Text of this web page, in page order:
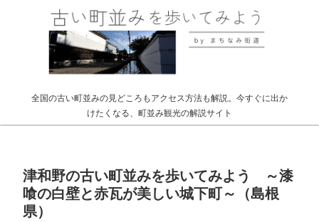
全国の古い町並みの見どころもアクセス方法も解説。今すぐに出か
けたくなる、町並み観光の解説サイト
津和野の古い町並みを歩いてみよう ～漆
喰の白壁と赤瓦が美しい城下町～（島根
県）